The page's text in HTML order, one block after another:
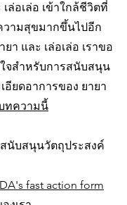
ล่อเล่อ เข้าใกล้ชีวิตที่
ามสุขมากขึ้นไปอีก
า และ เล่อเล่อ เราขอ
จสำหรับการสนับสนุน
ยดอาการของ ยายา
ทความนี้
นับสนุนวัตถุประสงค์
fast action form